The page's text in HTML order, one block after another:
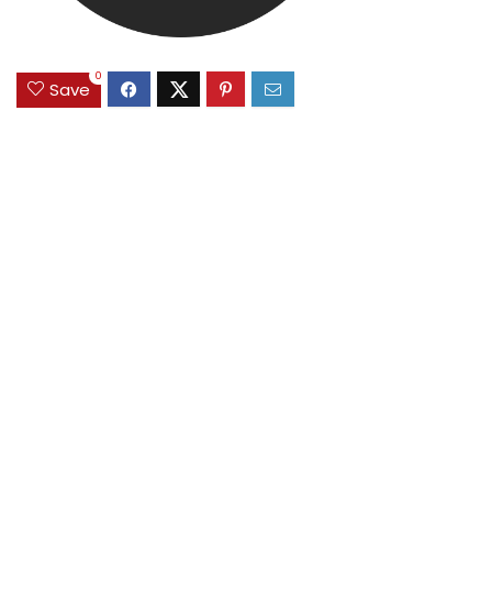
Save
0